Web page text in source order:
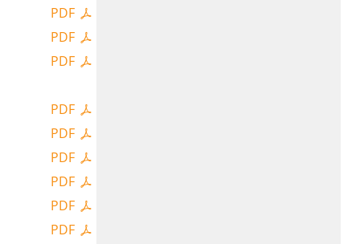
PDF
PDF
PDF
PDF
PDF
PDF
PDF
PDF
PDF